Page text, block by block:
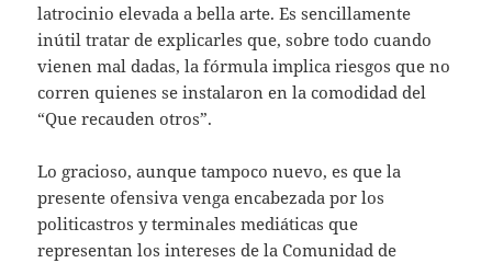
latrocinio elevada a bella arte. Es sencillamente
inútil tratar de explicarles que, sobre todo cuando
vienen mal dadas, la fórmula implica riesgos que no
corren quienes se instalaron en la comodidad del
“Que recauden otros”.
Lo gracioso, aunque tampoco nuevo, es que la
presente ofensiva venga encabezada por los
politicastros y terminales mediáticas que
representan los intereses de la Comunidad de